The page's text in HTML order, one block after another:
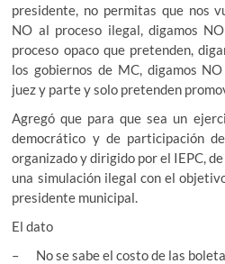
presidente, no permitas que nos
NO al proceso ilegal, digamos
proceso opaco que pretenden,
los gobiernos de MC, digamos
juez y parte y solo pretenden
Agregó que para que sea un
democrático y de participación
organizado y dirigido por el IEPC,
una simulación ilegal con el
presidente municipal.
El dato
– No se sabe el costo de las